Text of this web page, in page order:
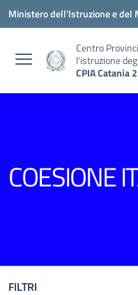
Vai ai contenuti
Vai al menu di navigazione
Vai al footer
Ministero dell'Istruzione e del
Centro
l'istruzione
CPIA Catania 2
COESIONE
FILTRI